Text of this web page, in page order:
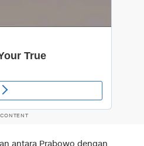
antara Prabowo dengan